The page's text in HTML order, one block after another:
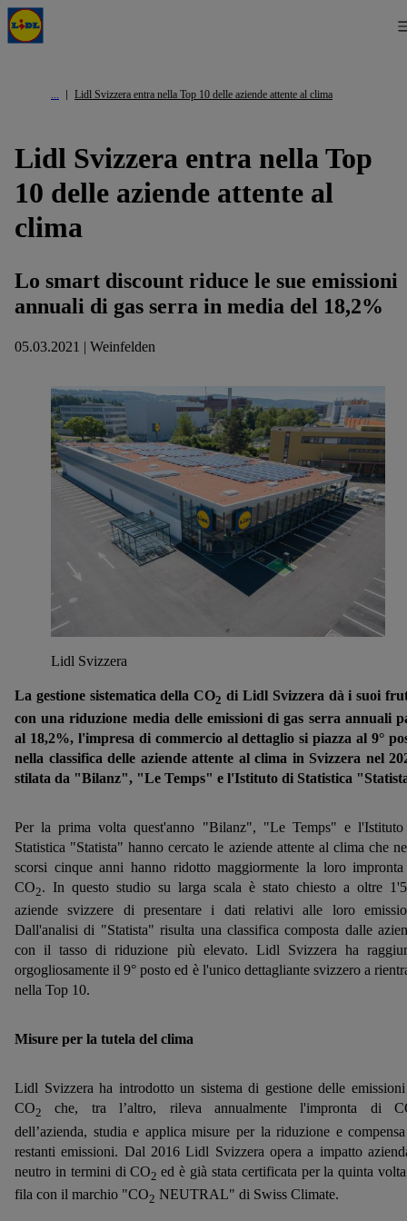
Lidl Svizzera entra nella Top 10 delle aziende attente al clima
Lidl Svizzera entra nella Top
10 delle aziende attente al
clima
Lo smart discount riduce le sue emissioni
annuali di gas serra in media del 18,2%
05.03.2021 | Weinfelden
Lidl Svizzera
La gestione sistematica della CO2 di Lidl Svizzera dà i suoi
con una riduzione media delle emissioni di gas serra annuali
al 18,2%, l'impresa di commercio al dettaglio si piazza al 9°
nella classifica delle aziende attente al clima in Svizzera nel
stilata da "Bilanz", "Le Temps" e l'Istituto di Statistica
Per la prima volta quest'anno "Bilanz", "Le Temps" e
Statistica "Statista" hanno cercato le aziende attente al clima che
scorsi cinque anni hanno ridotto maggiormente la loro
CO2. In questo studio su larga scala è stato chiesto a oltre
aziende svizzere di presentare i dati relativi alle loro
Dall'analisi di "Statista" risulta una classifica composta dalle
con il tasso di riduzione più elevato. Lidl Svizzera ha
orgogliosamente il 9° posto ed è l'unico dettagliante svizzero a
nella Top 10.
Misure per la tutela del clima
Lidl Svizzera ha introdotto un sistema di gestione delle
CO2
che, tra l’altro, rileva annualmente l'impronta di
dell’azienda, studia e applica misure per la riduzione e
restanti emissioni. Dal 2016 Lidl Svizzera opera a impatto
neutro in termini di CO2ed è già stata certificata per la quinta
fila con il marchio "CO2 NEUTRAL" di Swiss Climate.